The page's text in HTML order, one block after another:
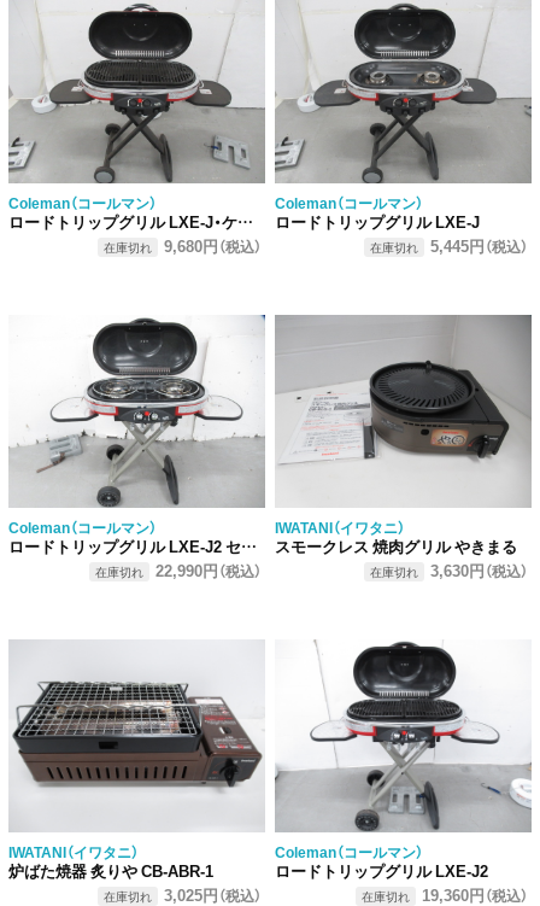
Coleman（コールマン）
ロードトリップグリル LXE-J・ケースセット
在庫切れ 9,680円（税込）
Coleman（コールマン）
ロードトリップグリル LXE-J
在庫切れ 5,445円（税込）
Coleman（コールマン）
ロードトリップグリル LXE-J2 セット
在庫切れ 22,990円（税込）
IWATANI（イワタニ）
スモークレス 焼肉グリル やきまる
在庫切れ 3,630円（税込）
IWATANI（イワタニ）
炉ばた焼器 炙りや CB-ABR-1
在庫切れ 3,025円（税込）
Coleman（コールマン）
ロードトリップグリル LXE-J2
在庫切れ 19,360円（税込）